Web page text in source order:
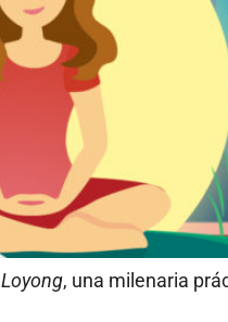
Loyong, una milenaria